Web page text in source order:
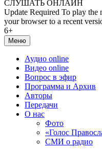
СЛУШАТЬ ОНЛАЙН
Update Required To play the
your browser to a recent
6+
Меню
Аудио online
Видео online
Вопрос в эфир
Программа и Архив
Авторы
Передачи
О нас
Фото
«Голос
СМИ о радио